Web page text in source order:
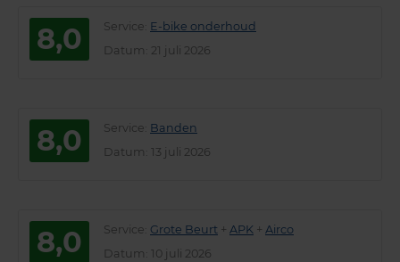
8,0 Service E-bike onderhoud
Datum : 21 juli 2026
8,0 Service Banden
Datum : 13 juli 2026
8,0 Service Grote Beurt + APK + Airco
Datum : 10 juli 2026